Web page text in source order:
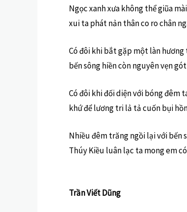
Ngọc xanh xưa không thể giũa
xui ta phát nản thân co ro chân
Có đôi khi bắt gặp một làn hương
bến sông hiền còn nguyên vẹn
Có đôi khi đối diện với bóng đêm
khứ để lương tri lả tả cuốn bụi
Nhiều đêm trăng ngồi lại với bến
Thúy Kiều luân lạc ta mong em
Trần Viết Dũng